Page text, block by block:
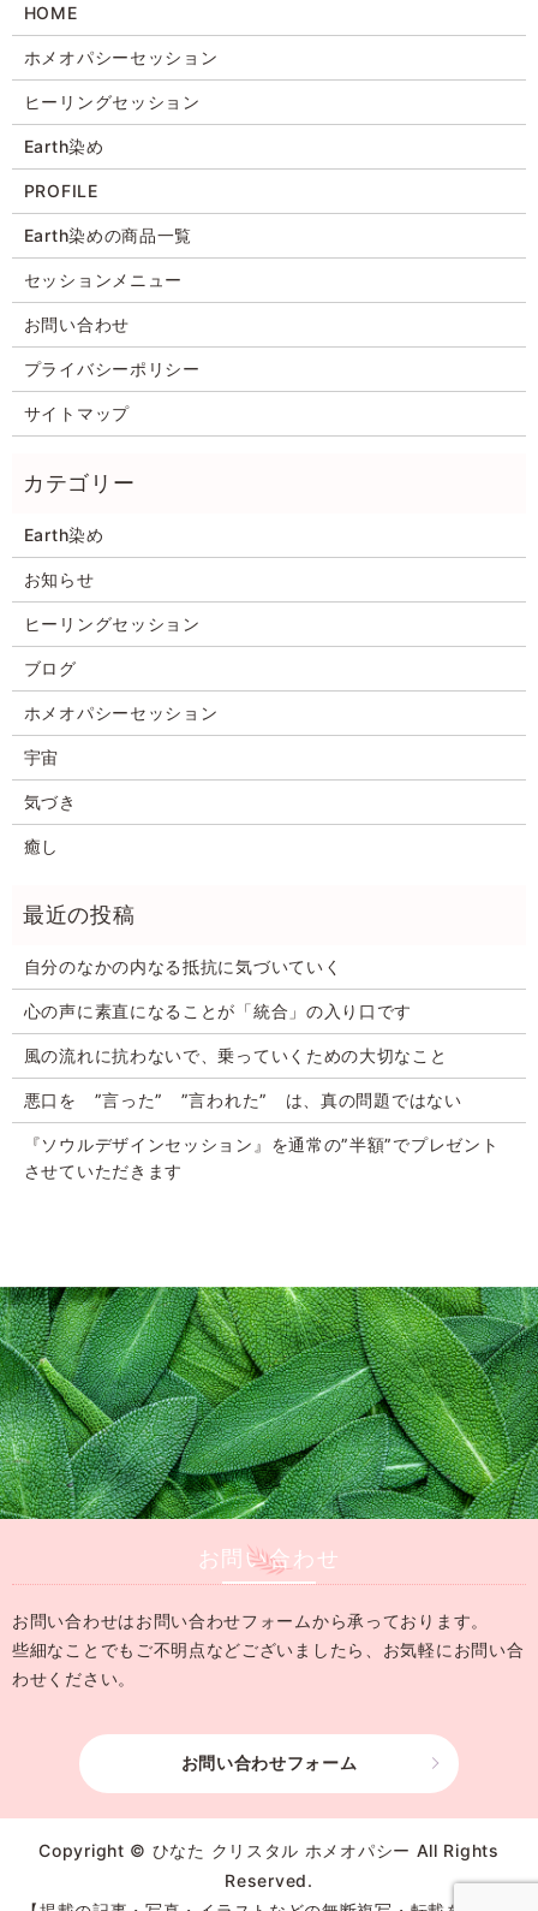
HOME
ホメオパシーセッション
ヒーリングセッション
Earth染め
PROFILE
Earth染めの商品一覧
セッションメニュー
お問い合わせ
プライバシーポリシー
サイトマップ
Earth染め
お知らせ
ヒーリングセッション
ブログ
ホメオパシーセッション
宇宙
気づき
癒し
自分のなかの内なる抵抗に気づいていく
心の声に素直になることが「統合」の入り口です
風の流れに抗わないで、乗っていくための大切なこと
悪口を ”言った” ”言われた” は、真の問題ではない
『ソウルデザインセッション』を通常の”半額”でプレゼント
させていただきます
お問い合わせ
お問い合わせはお問い合わせフォームから承っております。
些細なことでもご不明点などございましたら、 お気軽にお問い合
わせください。
お問い合わせフォーム
Copyright © ひなた クリスタル ホメオパシー All Rights
Reserved.